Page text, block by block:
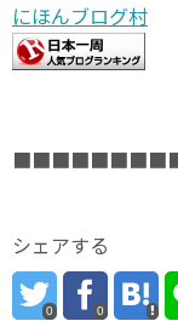
にほんブログ村
シェアする
0 0